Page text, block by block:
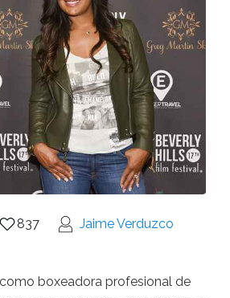
837 Jaime Verduzco
boxeadora profesional de